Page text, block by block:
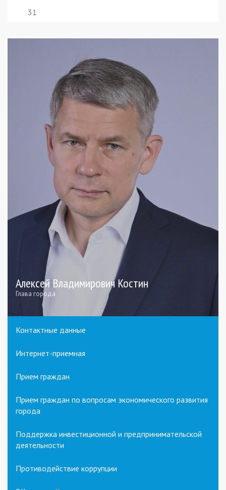
31
Алексей Владимирович Костин
Глава города
Контактные данные
Интернет-приемная
Прием граждан
Прием граждан по вопросам экономического развития
города
Поддержка инвестиционной и предпринимательской
деятельности
Противодействие коррупции